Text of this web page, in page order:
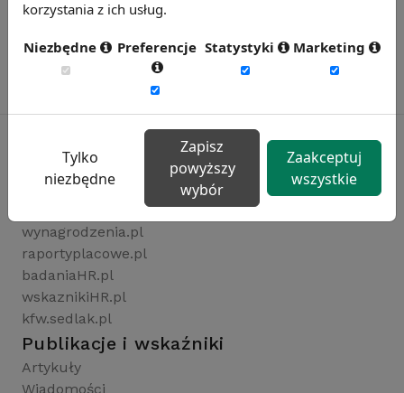
Rynekpracy.pl
wynagrodzenia.pl
raportyplacowe.pl
badaniaHR.pl
wskaznikiHR.pl
kfw.sedlak.pl
Publikacje i wskaźniki
Artykuły
Wiadomości
korzystania z ich usług.
Niezbędne Preferencje Statystyki Marketing
Tylko
niezbędne
Zapisz
powyższy
wybór
Zaakceptuj
wszystkie